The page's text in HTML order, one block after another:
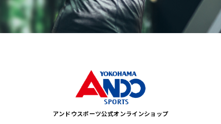
アンドウスポーツ公式オンラインショップ